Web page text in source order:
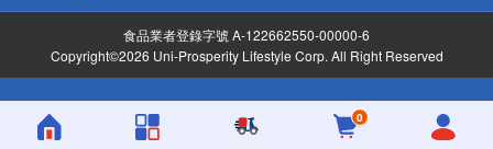
食品業者登錄字號 A-122662550-00000-6
Copyright©2026 Uni-Prosperity Lifestyle Corp. All Right Reserved
0